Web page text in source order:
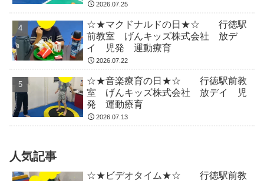
2026.07.25
☆★マクドナルドの日★☆ 行徳駅
前教室 げんキッズ株式会社 放デ
イ 児発 運動療育
2026.07.22
☆★音楽療育の日★☆ 行徳駅前教
室 げんキッズ株式会社 放デイ 児
発 運動療育
2026.07.13
人気記事
☆★ビデオタイム★☆ 行徳駅前教